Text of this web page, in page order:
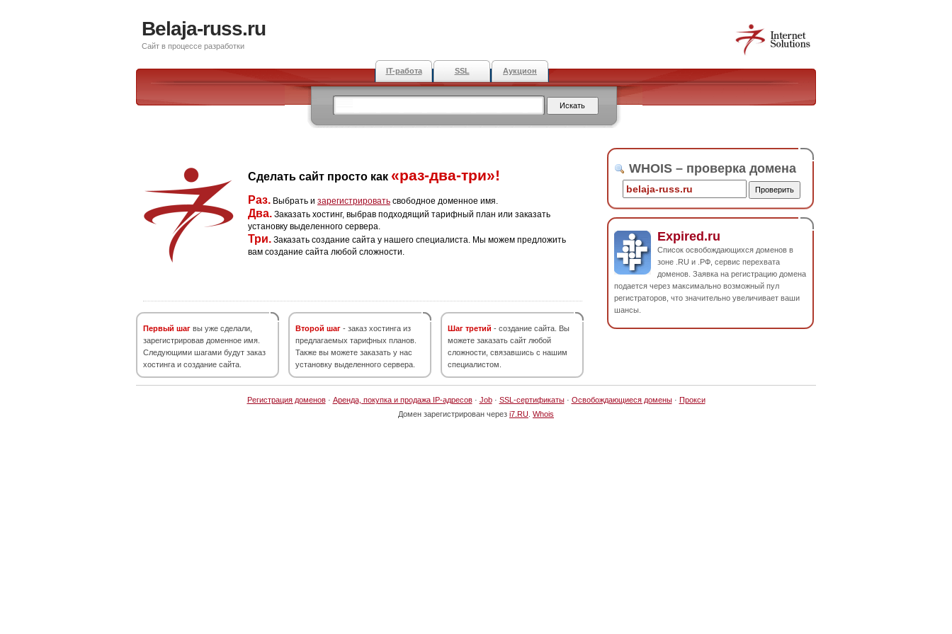
Belaja-russ.ru
Сайт в процессе разработки
IT-работа SSL Аукцион
Сделать сайт просто как «раз-два-три»!
Раз. Выбрать и зарегистрировать свободное доменное имя.
Два. Заказать хостинг, выбрав подходящий тарифный план или заказать
установку выделенного сервера.
Три. Заказать создание сайта у нашего специалиста. Мы можем предложить
вам создание сайта любой сложности.
Первый шаг вы уже сделали,
зарегистрировав доменное имя.
Следующими шагами будут заказ
хостинга и создание сайта.
Второй шаг - заказ хостинга из
предлагаемых тарифных планов.
Также вы можете заказать у нас
установку выделенного сервера.
Шаг третий - создание сайта. Вы
можете заказать сайт любой
сложности, связавшись с нашим
специалистом.
WHOIS – проверка домена
Expired.ru
Список освобождающихся доменов в
зоне .RU и .РФ, сервис перехвата
доменов. Заявка на регистрацию домена
подается через максимально возможный пул
регистраторов, что значительно увеличивает ваши
шансы.
Регистрация доменов· Аренда, покупка и продажа IP-адресов· Job· SSL-сертификаты· Освобождающиеся домены· Прокси
Домен зарегистрирован через i7.RU Whois